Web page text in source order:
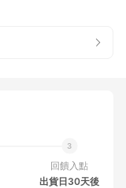
回饋入點
出貨日30天後